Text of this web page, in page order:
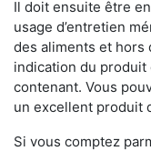
Il doit ensuite être
usage d’entretien
des aliments et hors
indication du
contenant. Vous
un excellent produit
Si vous comptez